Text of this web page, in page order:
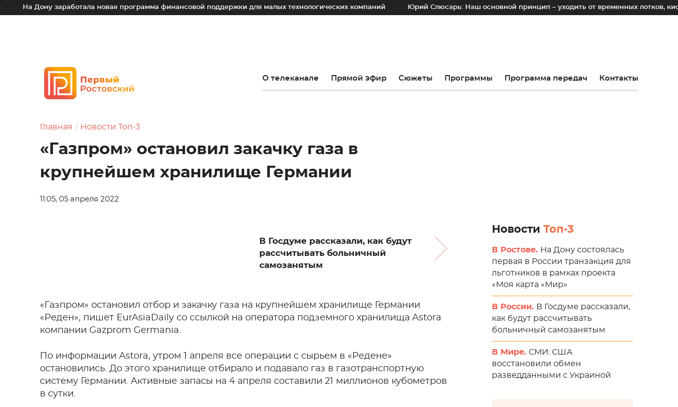
На Дону заработала новая программа финансовой поддержки для малых технологических компаний Юрий Слюсарь: Наш основной принцип – уходить от временных лотков,
О телеканале Прямой эфир Сюжеты Программы Программа передач Контакты
Главная Новости Топ-3
«Газпром» остановил закачку газа в
крупнейшем хранилище Германии
11:05, 05 апреля 2022
В Госдуме рассказали, как будут
рассчитывать больничный
самозанятым
«Газпром» остановил отбор и закачку газа на крупнейшем хранилище Германии
«Реден», пишет EurAsiaDaily со ссылкой на оператора подземного хранилища Astora
компании Gazprom Germania.
По информации Astora, утром 1 апреля все операции с сырьем в «Редене»
остановились. До этого хранилище отбирало и подавало газ в газотранспортную
систему Германии. Активные запасы на 4 апреля составили 21 миллионов кубометров
в сутки.
Новости Топ-3
В Ростове. На Дону состоялась
первая в России транзакция для
льготников в рамках проекта
«Моя карта «Мир»
В России. В Госдуме рассказали,
как будут рассчитывать
больничный самозанятым
В Мире. СМИ: США
восстановили обмен
разведданными с Украиной